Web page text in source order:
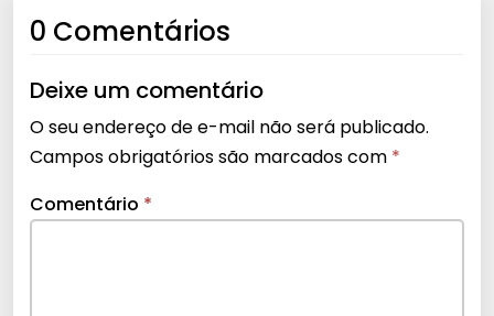
0 Comentários
Deixe um comentário
O seu endereço de e-mail não será publicado.
Campos obrigatórios são marcados com *
Comentário *